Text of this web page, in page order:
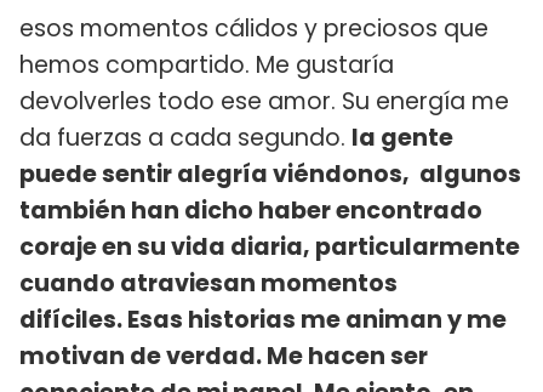
esos momentos cálidos y preciosos que
hemos compartido. Me gustaría
devolverles todo ese amor. Su energía me
da fuerzas a cada segundo. la gente
puede sentir alegría viéndonos, algunos
también han dicho haber encontrado
coraje en su vida diaria, particularmente
cuando atraviesan momentos
difíciles. Esas historias me animan y me
motivan de verdad. Me hacen ser